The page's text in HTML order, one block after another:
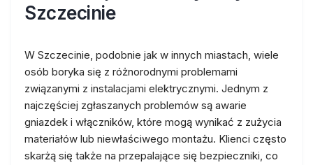
Szczecinie
W Szczecinie, podobnie jak w innych miastach, wiele
osób boryka się z różnorodnymi problemami
związanymi z instalacjami elektrycznymi. Jednym z
najczęściej zgłaszanych problemów są awarie
gniazdek i włączników, które mogą wynikać z zużycia
materiałów lub niewłaściwego montażu. Klienci często
skarżą się także na przepalające się bezpieczniki, co